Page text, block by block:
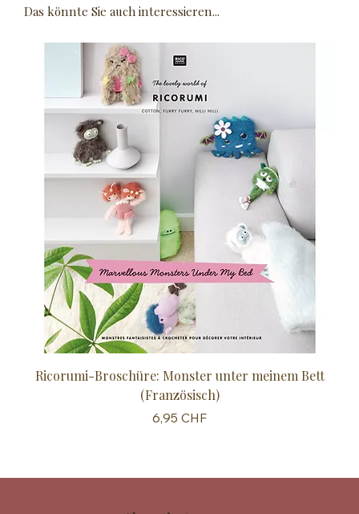
Das könnte Sie auch interessieren...
Ricorumi-Broschüre: Monster unter meinem Bett
(Französisch)
Preis
6,95 CHF